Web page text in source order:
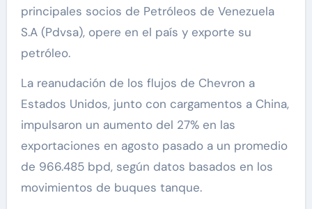
principales socios de Petróleos de Venezuela
S.A (Pdvsa), opere en el país y exporte su
petróleo.
La reanudación de los flujos de Chevron a
Estados Unidos, junto con cargamentos a China,
impulsaron un aumento del 27% en las
exportaciones en agosto pasado a un promedio
de 966.485 bpd, según datos basados ​​en los
movimientos de buques tanque.